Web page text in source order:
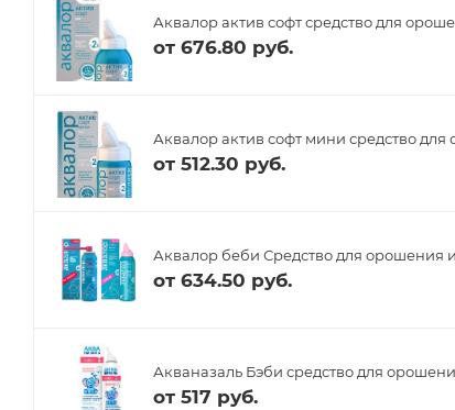
Аквалор актив софт средство для
от 676.80 руб.
Аквалор актив софт мини средство
от 512.30 руб.
Аквалор беби Средство для орошения
от 634.50 руб.
Акваназаль Бэби средство для
от 517 руб.